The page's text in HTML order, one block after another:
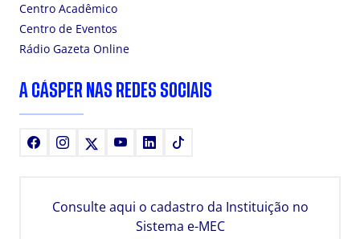
Centro Acadêmico
Centro de Eventos
Rádio Gazeta Online
A CÁSPER NAS REDES SOCIAIS
FacebookInstagram YoutubeLinkedIn
Consulte aqui o cadastro da Instituição no
Sistema e-MEC